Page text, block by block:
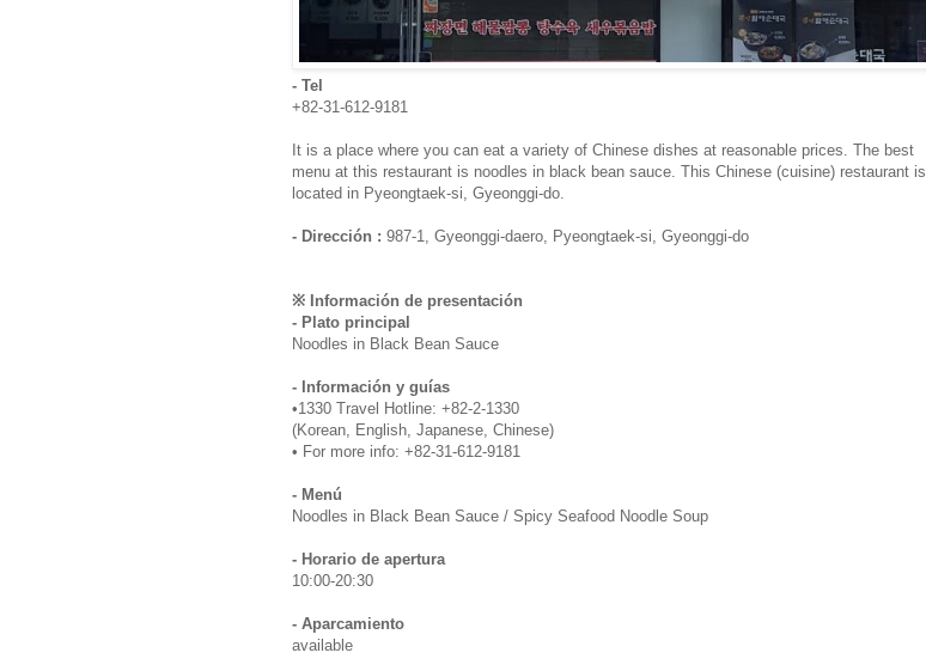
- Tel
+82-31-612-9181
It is a place where you can eat a variety of Chinese dishes at reasonable prices. The best
menu at this restaurant is noodles in black bean sauce. This Chinese (cuisine) restaurant is
located in Pyeongtaek-si, Gyeonggi-do.
- Dirección : 987-1, Gyeonggi-daero, Pyeongtaek-si, Gyeonggi-do
※ Información de presentación
- Plato principal
Noodles in Black Bean Sauce
- Información y guías
•1330 Travel Hotline: +82-2-1330
(Korean, English, Japanese, Chinese)
• For more info: +82-31-612-9181
- Menú
Noodles in Black Bean Sauce / Spicy Seafood Noodle Soup
- Horario de apertura
10:00-20:30
- Aparcamiento
available